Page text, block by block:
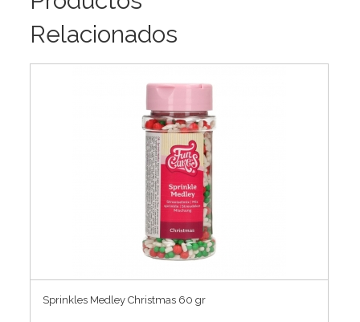
Relacionados
Sprinkles Medley Christmas 60 gr